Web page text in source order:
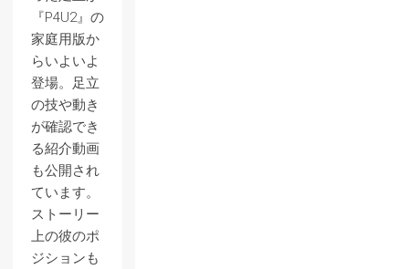
『P4U2』の
家庭用版か
らいよいよ
登場。足立
の技や動き
が確認でき
る紹介動画
も公開され
ています。
ストーリー
上の彼のポ
ジションも